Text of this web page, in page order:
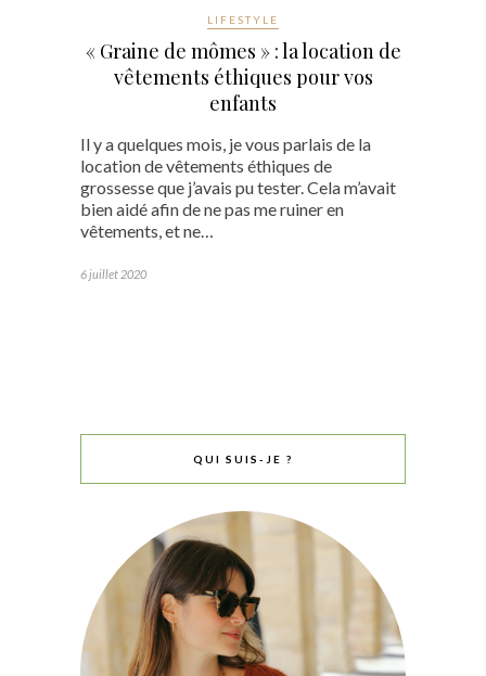
LIFESTYLE
« Graine de mômes » : la location de
vêtements éthiques pour vos
enfants
Il y a quelques mois, je vous parlais de la
location de vêtements éthiques de
grossesse que j’avais pu tester. Cela m’avait
bien aidé afin de ne pas me ruiner en
vêtements, et ne…
6 juillet 2020
QUI SUIS-JE ?